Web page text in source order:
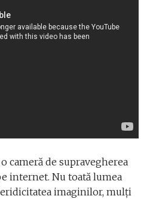
cameră de supravegherea
internet. Nu toată lumea
imaginilor, mulți